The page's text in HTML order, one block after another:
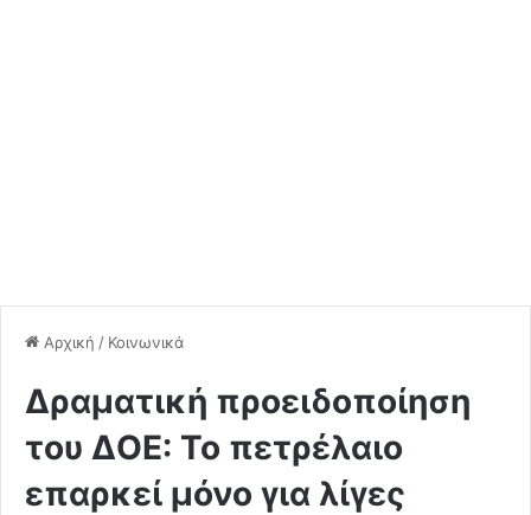
Αρχική / Κοινωνικά
Δραματική προειδοποίηση
του ΔΟΕ: Το πετρέλαιο
επαρκεί μόνο για λίγες